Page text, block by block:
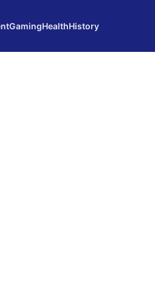
GamingHealthHistory